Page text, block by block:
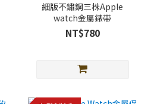
細版不鏽鋼三株Apple
watch金屬錶帶
NT$780